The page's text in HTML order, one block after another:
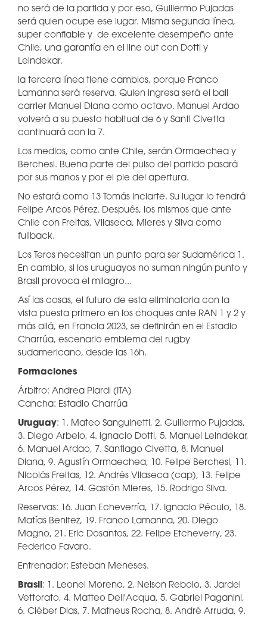
no será de la partida y por eso, Guillermo Pujadas
será quien ocupe ese lugar. Misma segunda línea,
super confiable y de excelente desempeño ante
Chile, una garantía en el line out con Dotti y
Leindekar.
la tercera línea tiene cambios, porque Franco
Lamanna será reserva. Quien ingresa será el ball
carrier Manuel Diana como octavo. Manuel Ardao
volverá a su puesto habitual de 6 y Santi Civetta
continuará con la 7.
Los medios, como ante Chile, serán Ormaechea y
Berchesi. Buena parte del pulso del partido pasará
por sus manos y por el pie del apertura.
No estará como 13 Tomás Inciarte. Su lugar lo tendrá
Felipe Arcos Pérez. Después, los mismos que ante
Chile con Freitas, Vilaseca, Mieres y Silva como
fullback.
Los Teros necesitan un punto para ser Sudamérica 1.
En cambio, si los uruguayos no suman ningún punto y
Brasil provoca el milagro...
Así las cosas, el futuro de esta eliminatoria con la
vista puesta primero en los choques ante RAN 1 y 2 y
más allá, en Francia 2023, se definirán en el Estadio
Charrúa, escenario emblema del rugby
sudamericano, desde las 16h.
Formaciones
Árbitro: Andrea Piardi (ITA)
Cancha: Estadio Charrúa
Uruguay: 1. Mateo Sanguinetti, 2. Guillermo Pujadas,
3. Diego Arbelo, 4. Ignacio Dotti, 5. Manuel Leindekar,
6. Manuel Ardao, 7. Santiago Civetta, 8. Manuel
Diana, 9. Agustín Ormaechea, 10. Felipe Berchesi, 11.
Nicolás Freitas, 12. Andrés Vilaseca (cap), 13. Felipe
Arcos Pérez, 14. Gastón Mieres, 15. Rodrigo Silva.
Reservas: 16. Juan Echeverría, 17. Ignacio Péculo, 18.
Matías Benitez, 19. Franco Lamanna, 20. Diego
Magno, 21. Eric Dosantos, 22. Felipe Etcheverry, 23.
Federico Favaro.
Entrenador: Esteban Meneses.
Brasil: 1. Leonel Moreno, 2. Nelson Rebolo, 3. Jardel
Vettorato, 4. Matteo Dell'Acqua, 5. Gabriel Paganini,
6. Cléber Dias, 7. Matheus Rocha, 8. André Arruda, 9.